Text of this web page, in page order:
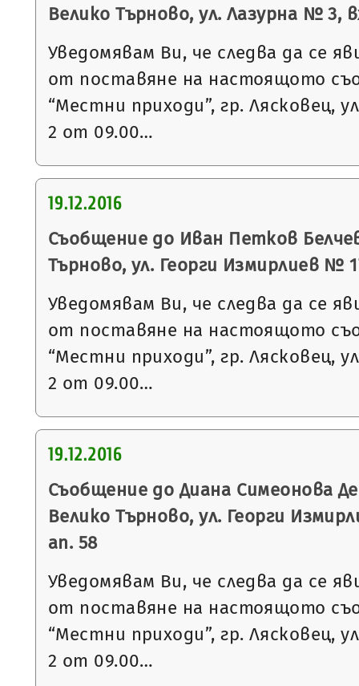
Велико Търново, ул. Лазурна № 3,
Уведомявам Ви, че следва да се
от поставяне на настоящото
“Местни приходи”, гр. Лясковец,
2 от 09.00…
19.12.2016
Съобщение до Иван Петков
Търново, ул. Георги Измирлиев №
Уведомявам Ви, че следва да се
от поставяне на настоящото
“Местни приходи”, гр. Лясковец,
2 от 09.00…
19.12.2016
Съобщение до Диана Симеонова
Велико Търново, ул. Георги
ап. 58
Уведомявам Ви, че следва да се
от поставяне на настоящото
“Местни приходи”, гр. Лясковец,
2 от 09.00…